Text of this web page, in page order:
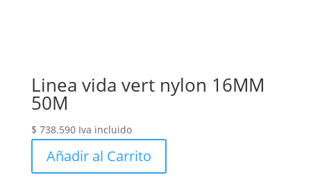
Linea vida vert nylon 16MM
50M
$ 738.590 Iva incluido
Añadir al Carrito